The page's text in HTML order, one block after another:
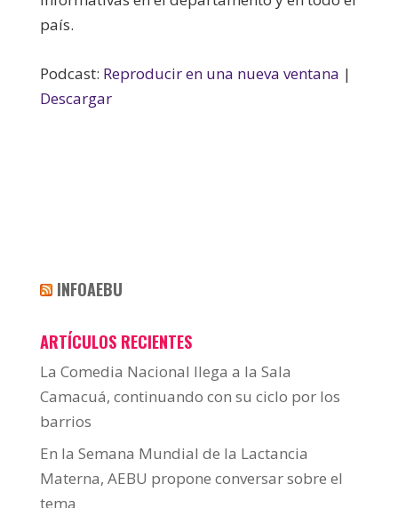
país.
Podcast: Reproducir en una nueva ventana |
Descargar
INFOAEBU
ARTÍCULOS RECIENTES
La Comedia Nacional llega a la Sala
Camacuá, continuando con su ciclo por los
barrios
En la Semana Mundial de la Lactancia
Materna, AEBU propone conversar sobre el
tema